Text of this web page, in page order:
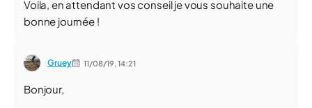
Voila, en attendant vos conseil je vous souhaite une
bonne journée !
Gruey 11/08/19,14:21
Bonjour,